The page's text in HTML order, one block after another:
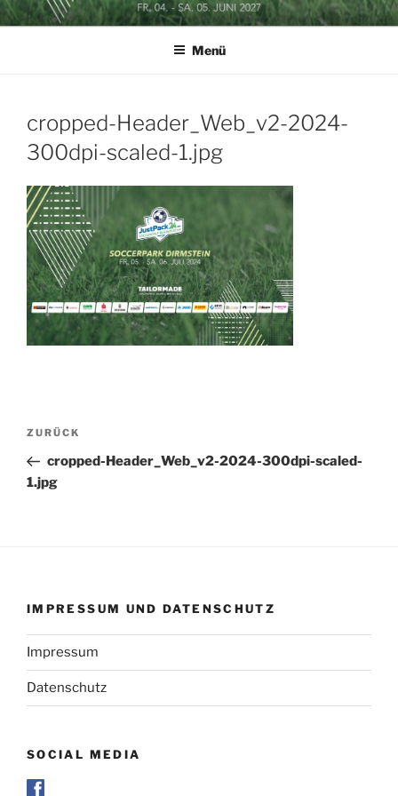
Zum
InhaltSOCCERGOLF BUSINESSCUP
Menü
cropped-Header_Web_v2-2024-
300dpi-scaled-1.jpg
Beitragsnavigation
Vorheriger
Beitrag
ZURÜCK
cropped-Header_Web_v2-2024-300dpi-scaled-
1.jpg
IMPRESSUM UND DATENSCHUTZ
Impressum
Datenschutz
SOCIAL MEDIA